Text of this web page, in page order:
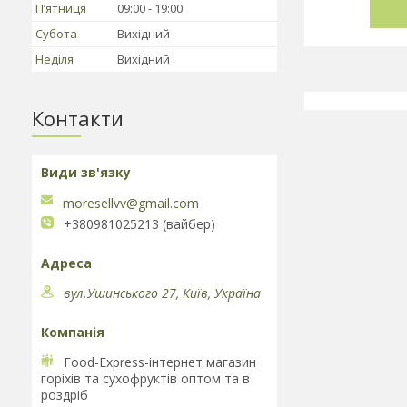
Пʼятниця
09:00
19:00
Субота
Вихідний
Неділя
Вихідний
Контакти
moresellvv@gmail.com
+380981025213 (вайбер)
вул.Ушинського 27, Київ, Україна
Food-Express-інтернет магазин
горіхів та сухофруктів оптом та в
роздріб